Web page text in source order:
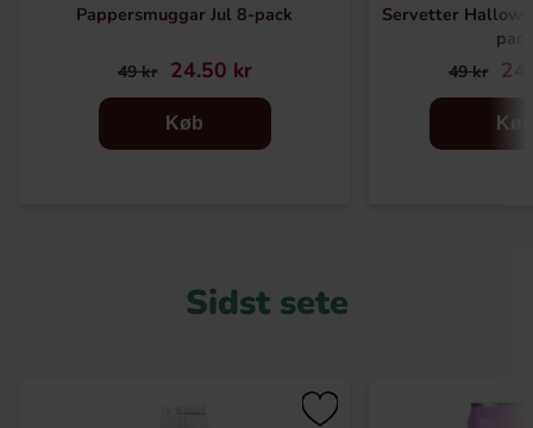
Pappersmuggar Jul 8-pack
49 kr 24.50 kr
Køb
Servetter
pack
49 kr
Køb
Sidst sete